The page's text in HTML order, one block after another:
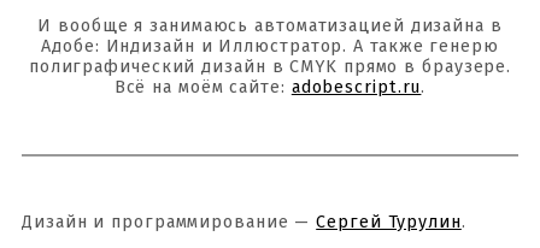
И вообще я занимаюсь автоматизацией дизайна в
Адобе: Индизайн и Иллюстратор. А также генерю
полиграфический дизайн в CMYK прямо в браузере.
Всё на моём сайте: adobescript.ru.
Дизайн и программирование —Сергей Турулин.